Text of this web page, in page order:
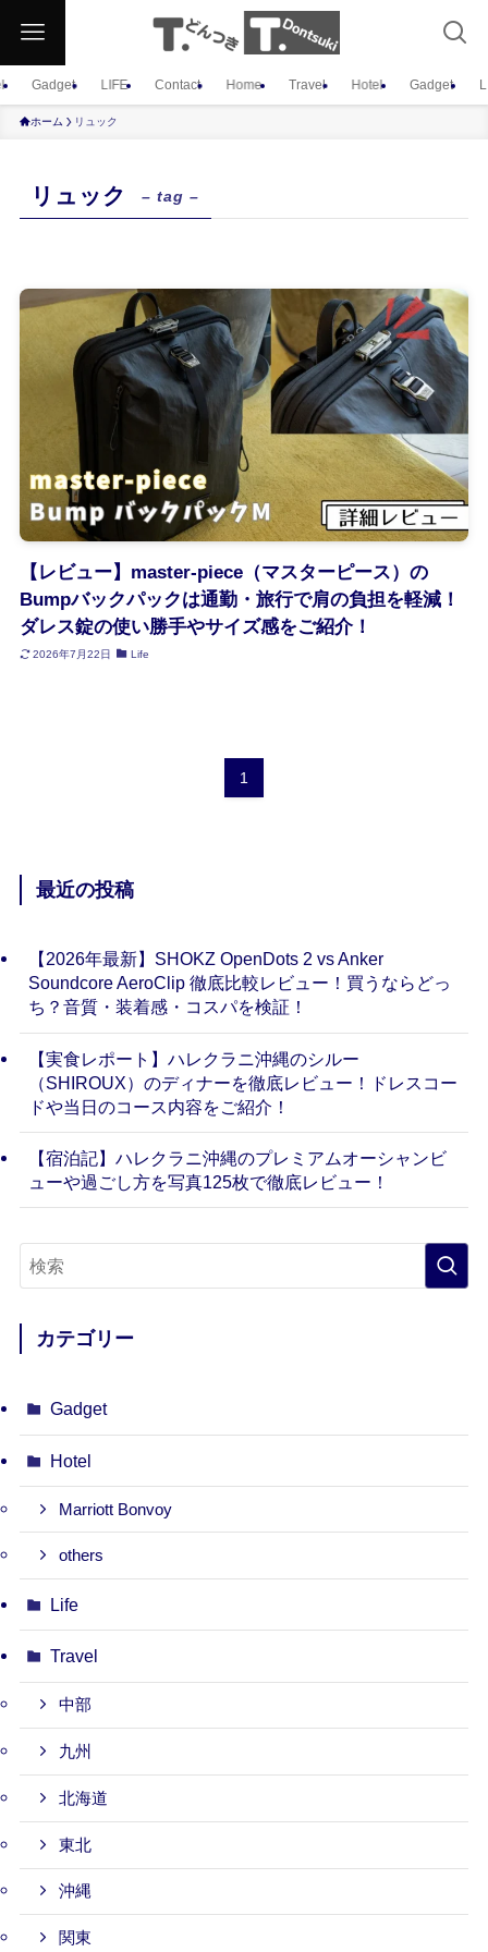
Gadget LIFE Contact Home Travel Hotel Gadget
ホーム リュック
リュック – tag –
【レビュー】master-piece（マスターピース）の
Bumpバックパックは通勤・旅行で肩の負担を軽減！
ダレス錠の使い勝手やサイズ感をご紹介！
2026年7月22日 Life
1
最近の投稿
【2026年最新】SHOKZ OpenDots 2 vs Anker
Soundcore AeroClip 徹底比較レビュー！買うならどっ
ち？音質・装着感・コスパを検証！
【実食レポート】ハレクラニ沖縄のシルー
（SHIROUX）のディナーを徹底レビュー！ドレスコー
ドや当日のコース内容をご紹介！
【宿泊記】ハレクラニ沖縄のプレミアムオーシャンビ
ューや過ごし方を写真125枚で徹底レビュー！
カテゴリー
Gadget
Hotel
Marriott Bonvoy
others
Life
Travel
中部
九州
北海道
東北
沖縄
関東